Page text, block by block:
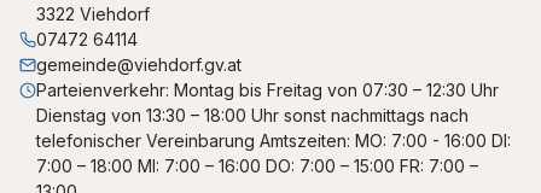
3322 Viehdorf
07472 64114
gemeinde@viehdorf.gv.at
Parteienverkehr: Montag bis Freitag von 07:30 – 12:30 Uhr
Dienstag von 13:30 – 18:00 Uhr sonst nachmittags nach
telefonischer Vereinbarung Amtszeiten: MO: 7:00 - 16:00 DI:
7:00 – 18:00 MI: 7:00 – 16:00 DO: 7:00 – 15:00 FR: 7:00 –